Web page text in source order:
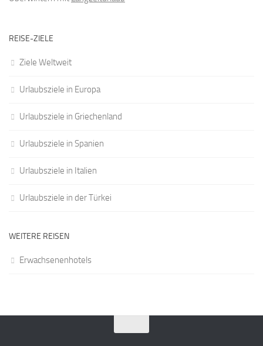
REISE-ZIELE
Ziele Weltweit
Urlaubsziele in Europa
Urlaubsziele in Griechenland
Urlaubsziele in Spanien
Urlaubsziele in Italien
Urlaubsziele in der Türkei
WEITERE REISEN
Erwachsenenhotels